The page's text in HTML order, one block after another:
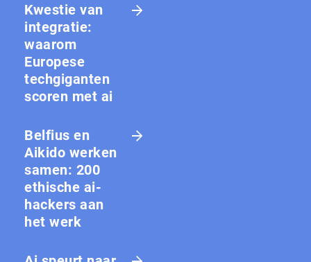
Kwestie van
integratie:
waarom
Europese
techgiganten
scoren met ai
Belfius en
Aikido werken
samen: 200
ethische ai-
hackers aan
het werk